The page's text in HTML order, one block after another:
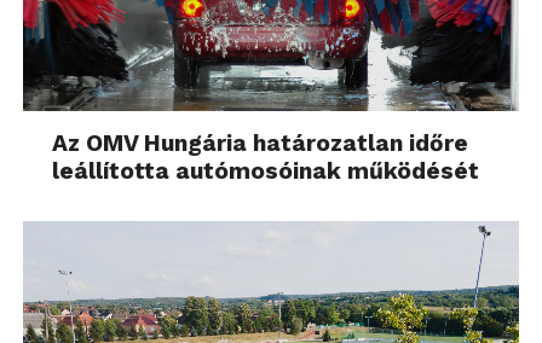
Az OMV Hungária határozatlan időre
leállította autómosóinak működését